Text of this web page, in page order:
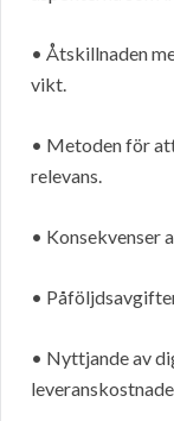
• Åtskillnaden
vikt.
• Metoden för
relevans.
• Konsekvenser
•
• Nyttjande av